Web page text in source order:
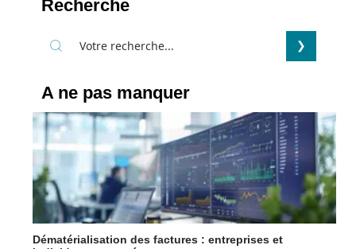
Recherche
A ne pas manquer
Dématérialisation des factures : entreprises et